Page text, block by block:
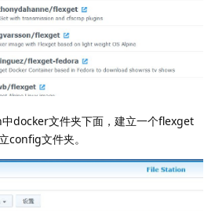
docker文件夹下面，建立一个flexget
config文件夹。